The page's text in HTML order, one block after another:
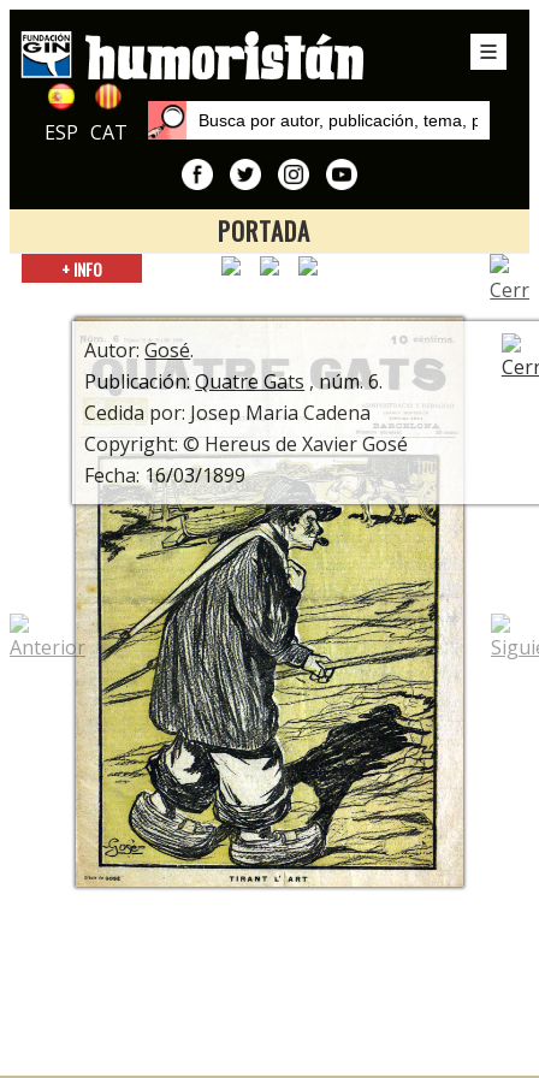
ESP CAT
PORTADA
Inicio
Gosé
+ INFO
Autor:Gosé.
Publicación:Quatre Gats , núm. 6.
Cedida por: Josep Maria Cadena
Copyright: © Hereus de Xavier Gosé
Fecha: 16/03/1899